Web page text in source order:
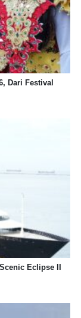
Dari Festival
Eclipse II